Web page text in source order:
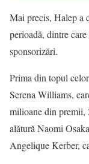
Mai precis, Halep a
perioadă, dintre
sponsorizări.
Prima din topul
Serena Williams,
milioane din premii,
alătură Naomi
Angelique Kerber,